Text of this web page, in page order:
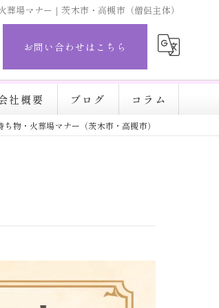
葬場マナー｜茨木市・高槻市（僧侶主体）
お問い合わせはこちら
社概要 ブログ コラム
物・火葬場マナー（茨木市・高槻市）